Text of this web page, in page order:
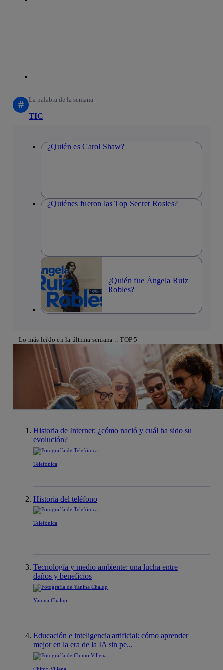
# La palabra de la semana
TIC
¿Quién es Carol Shaw?
¿Quiénes fueron las Top Secret Rosies?
¿Quién fue Ángela Ruiz
Robles?
Lo más leído en la última semana :: TOP 5
Historia de Internet: ¿cómo nació y cuál ha sido su
evolución?
Telefónica
Historia del teléfono
Telefónica
Tecnología y medio ambiente: una lucha entre
daños y beneficios
Yanina Chalup
Educación e inteligencia artificial: cómo aprender
mejor en la era de la IA sin pe...
Chimo Villena